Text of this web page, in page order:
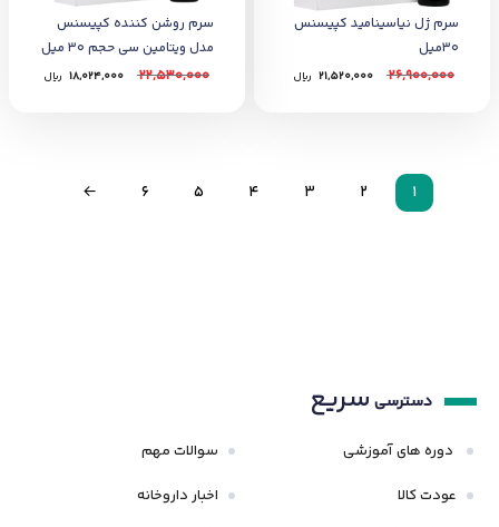
سرم ژل نیاسینامید کپیسنس
30میل
26,900,000
21,520,000 ﷼
سرم روشن کننده کپیسنس
مدل ویتامین سی حجم 30 میل
22,530,000
18,024,000 ﷼
1
2
3
4
5
6
←
دسترسی سریع
دوره های آموزشی
عودت کالا
سوالات مهم
اخبار داروخانه